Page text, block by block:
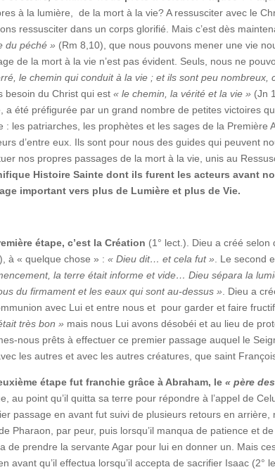
à la lumière, de la mort à la vie? A ressusciter avec le
ressusciter dans un corps glorifié. Mais c’est dès
du péché » (Rm 8,10), que nous pouvons mener une vie
de la mort à la vie n’est pas évident. Seuls, nous ne
le chemin qui conduit à la vie ; et ils sont peu nombreux,
besoin du Christ qui est« le chemin, la vérité et la vie » (Jn
a été préfigurée par un grand nombre de petites victoires
: les patriarches, les prophètes et les sages de la Première
d’entre eux. Ils sont pour nous des guides qui peuvent
nos propres passages de la mort à la vie, unis au
Histoire Sainte dont ils furent les acteurs avant
important vers plus de Lumière et plus de Vie.
étape, c’est la Création (1° lect.). Dieu a créé
), à « quelque chose » :« Dieu dit… et cela fut » . Le second
la terre était informe et vide… Dieu sépara la
du firmament et les eaux qui sont au-dessus » . Dieu a
avec Lui et entre nous et pour garder et faire
très bon » mais nous Lui avons désobéi et au lieu de
nous prêts à effectuer ce premier passage auquel le
les autres et avec les autres créatures, que saint
étape fut franchie grâce à Abraham, le« père
au point qu’il quitta sa terre pour répondre à l’appel de
passage en avant fut suivi de plusieurs retours en
Pharaon, par peur, puis lorsqu’il manqua de patience et
de prendre la servante Agar pour lui en donner un. Mais
avant qu’il effectua lorsqu’il accepta de sacrifier Isaac